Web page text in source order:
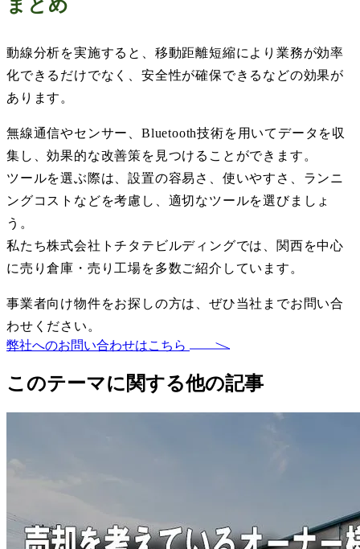
まとめ
動線分析を実施すると、移動距離短縮により業務が効率
化できるだけでなく、安全性が確保できるなどの効果が
あります。
無線通信やセンサー、 Bluetooth技術を用いてデータを収
集し、効果的な改善策を見つけることができます。
ツールを選ぶ際は、設置の容易さ、使いやすさ、ランニ
ングコストなどを考慮し、適切なツールを選びましょ
う。
私たち株式会社トチタテビルディングでは、関西を中心
に売り倉庫・売り工場を多数ご紹介しています。
事業者向け物件をお探しの方は、ぜひ当社までお問い合
わせください。
弊社へのお問い合わせはこちら
このテーマに関する他の記事